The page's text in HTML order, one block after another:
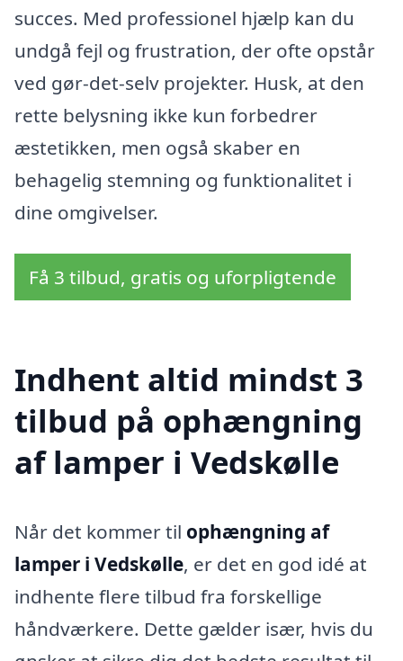
succes. Med professionel hjælp kan du
undgå fejl og frustration, der ofte opstår
ved gør-det-selv projekter. Husk, at den
rette belysning ikke kun forbedrer
æstetikken, men også skaber en
behagelig stemning og funktionalitet i
dine omgivelser.
Få 3 tilbud, gratis og uforpligtende
Indhent altid mindst 3
tilbud på ophængning
af lamper i Vedskølle
Når det kommer til ophængning af
lamper i Vedskølle, er det en god idé at
indhente flere tilbud fra forskellige
håndværkere. Dette gælder især, hvis du